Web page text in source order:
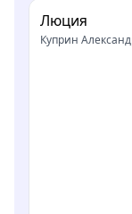
Люция
Куприн